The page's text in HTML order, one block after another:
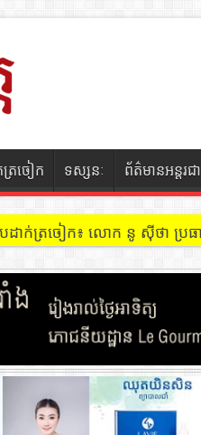
ត្រចៀក ទស្សនៈ ព័ត៌មានអន្តរជ
ដាក់ត្រចៀក៖ លោក នូ សុីថា ប្រធា
ដាក់ត្រចៀក ៖ អគារ Sky 31